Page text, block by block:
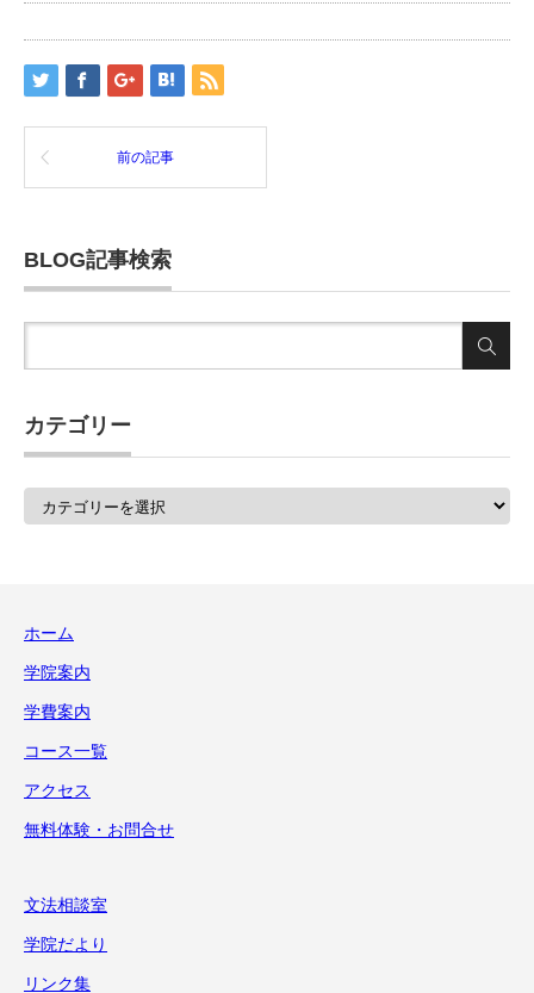
前の記事
BLOG記事検索
カテゴリー
ホーム
学院案内
学費案内
コース一覧
アクセス
無料体験・お問合せ
文法相談室
学院だより
リンク集